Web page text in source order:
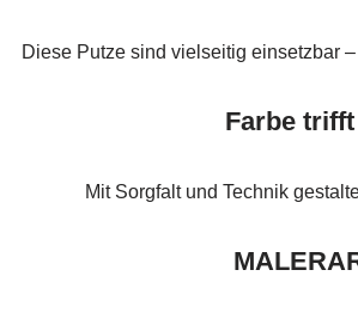
Diese Putze sind vielseitig einsetzbar
Farbe
Mit Sorgfalt und Technik